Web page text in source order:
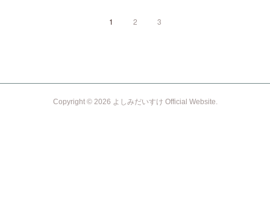
1 2 3
Copyright © 2026 よしみだいすけ Official Website.